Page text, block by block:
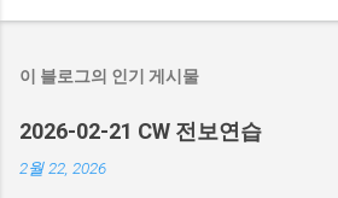
이 블로그의 인기 게시물
2026-02-21 CW 전보연습
2월 22, 2026